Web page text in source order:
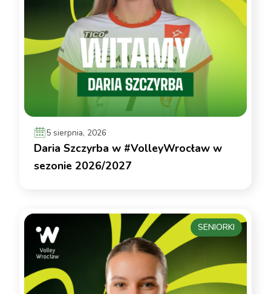
5 sierpnia, 2026
Daria Szczyrba w #VolleyWrocław w
sezonie 2026/2027
SENIORKI